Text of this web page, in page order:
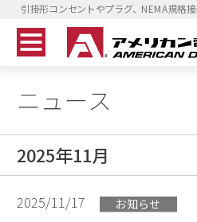
引掛形コンセントやプラグ、NEMA規格
ニュース
2025年11月
2025/11/17 お知らせ